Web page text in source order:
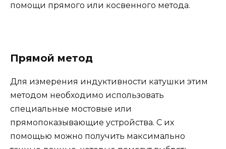
помощи прямого или косвенного метода.
Прямой метод
Для измерения индуктивности катушки этим
методом необходимо использовать
специальные мостовые или
прямопоказывающие устройства. С их
помощью можно получить максимально